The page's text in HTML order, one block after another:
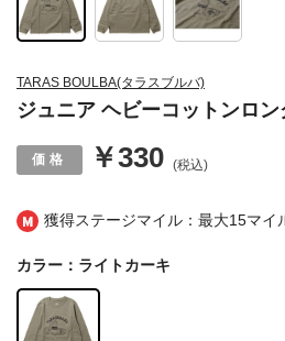
獲得ステージマイル：最大15マイ
TARAS BOULBA(タラスブルバ)
ジュニア ヘビーコットンロン
￥330 (税込)
カラー：ライトカーキ